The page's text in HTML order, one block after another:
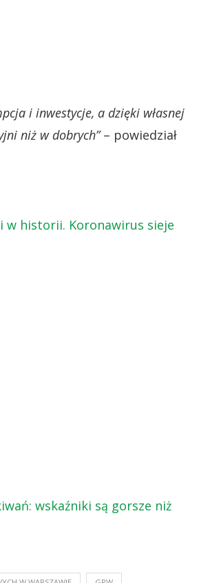
i inwestycje, a dzięki własnej
niż w dobrych”– powiedział
w historii. Koronawirus sieje
wskaźniki są gorsze niż